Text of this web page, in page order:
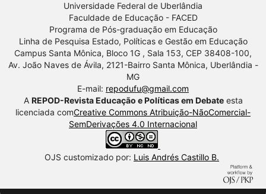
Universidade Federal de Uberlândia
Faculdade de Educação - FACED
Programa de Pós-graduação em Educação
Linha de Pesquisa Estado, Políticas e Gestão em Educação
Campus Santa Mônica, Bloco 1G , Sala 153, CEP 38408-100,
Av. João Naves de Ávila, 2121-Bairro Santa Mônica, Uberlândia -
MG
E-mail: repodufu@gmail.com
A REPOD-Revista Educação e Políticas em Debateesta
licenciada comCreative Commons Atribuição-NãoComercial-
SemDerivações 4.0 Internacional
OJS customizado por: Luis Andrés Castillo B.